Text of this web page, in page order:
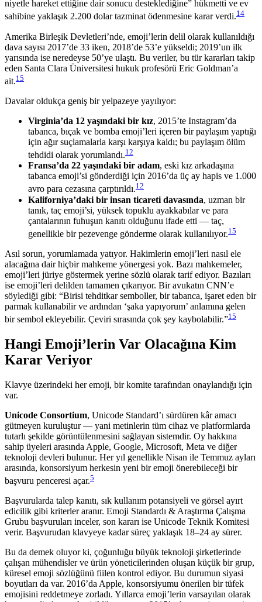
niyetle hareket ettiğine dair sonucu desteklediğine” hükmetti ve ev
sahibine yaklaşık 2.200 dolar tazminat ödenmesine karar verdi.14
Amerika Birleşik Devletleri’nde, emoji’lerin delil olarak kullanıldığı
dava sayısı 2017’de 33 iken, 2018’de 53’e yükseldi; 2019’un ilk
yarısında ise neredeyse 50’ye ulaştı. Bu veriler, bu tür kararları takip
eden Santa Clara Üniversitesi hukuk profesörü Eric Goldman’a
ait.15
Davalar oldukça geniş bir yelpazeye yayılıyor:
Virginia’da 12 yaşındaki bir kız, 2015’te Instagram’da
tabanca, bıçak ve bomba emoji’leri içeren bir paylaşım yaptığı
için ağır suçlamalarla karşı karşıya kaldı; bu paylaşım ölüm
tehdidi olarak yorumlandı.12
Fransa’da 22 yaşındaki bir adam, eski kız arkadaşına
tabanca emoji’si gönderdiği için 2016’da üç ay hapis ve 1.000
avro para cezasına çarptırıldı.12
Kaliforniya’daki bir insan ticareti davasında, uzman bir
tanık, taç emoji’si, yüksek topuklu ayakkabılar ve para
çantalarının fuhuşun kanıtı olduğunu ifade etti — taç,
genellikle bir pezevenge gönderme olarak kullanılıyor.15
Asıl sorun, yorumlamada yatıyor. Hakimlerin emoji’leri nasıl ele
alacağına dair hiçbir mahkeme yönergesi yok. Bazı mahkemeler,
emoji’leri jüriye göstermek yerine sözlü olarak tarif ediyor. Bazıları
ise emoji’leri delilden tamamen çıkarıyor. Bir avukatın CNN’e
söylediği gibi: “Birisi tehditkar semboller, bir tabanca, işaret eden bir
parmak kullanabilir ve ardından ‘şaka yapıyorum’ anlamına gelen
bir sembol ekleyebilir. Çeviri sırasında çok şey kaybolabilir.”15
Hangi Emoji’lerin Var Olacağına Kim
Karar Veriyor
Klavye üzerindeki her emoji, bir komite tarafından onaylandığı için
var.
Unicode Consortium, Unicode Standard’ı sürdüren kâr amacı
gütmeyen kuruluştur — yani metinlerin tüm cihaz ve platformlarda
tutarlı şekilde görüntülenmesini sağlayan sistemdir. Oy hakkına
sahip üyeleri arasında Apple, Google, Microsoft, Meta ve diğer
teknoloji devleri bulunur. Her yıl genellikle Nisan ile Temmuz ayları
arasında, konsorsiyum herkesin yeni bir emoji önerebileceği bir
başvuru penceresi açar.5
Başvurularda talep kanıtı, sık kullanım potansiyeli ve görsel ayırt
edicilik gibi kriterler aranır. Emoji Standardı & Araştırma Çalışma
Grubu başvuruları inceler, son kararı ise Unicode Teknik Komitesi
verir. Başvurudan klavyeye kadar süreç yaklaşık 18–24 ay sürer.
Bu da demek oluyor ki, çoğunluğu büyük teknoloji şirketlerinde
çalışan mühendisler ve ürün yöneticilerinden oluşan küçük bir grup,
küresel emoji sözlüğünü fiilen kontrol ediyor. Bu durumun siyasi
boyutları da var. 2016’da Apple, konsorsiyumu önerilen bir tüfek
emojisini reddetmeye zorladı. Yıllarca emoji’lerin varsayılan olarak